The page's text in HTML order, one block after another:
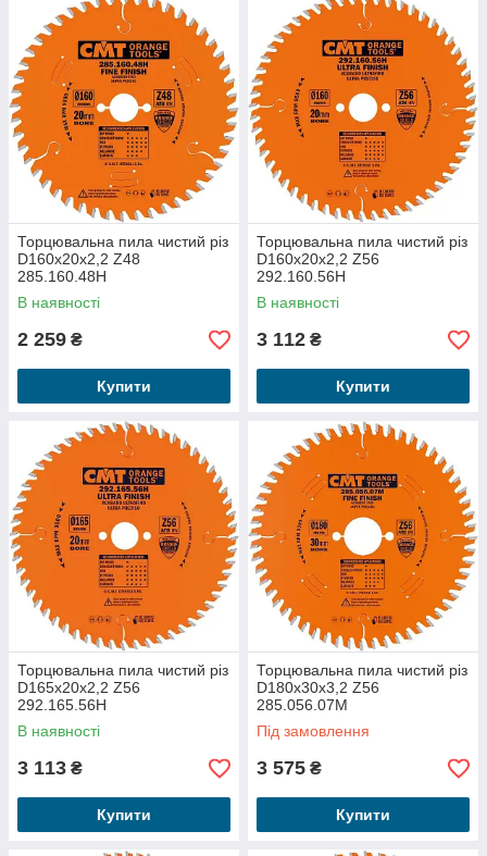
Торцювальна пила чистий різ
D160x20x2,2 Z48
285.160.48H
В наявності
2 259 ₴
Купити
Торцювальна пила чистий різ
D160x20x2,2 Z56
292.160.56H
В наявності
3 112 ₴
Купити
Торцювальна пила чистий різ
D165x20x2,2 Z56
292.165.56H
В наявності
3 113 ₴
Купити
Торцювальна пила чистий різ
D180x30x3,2 Z56
285.056.07M
Під замовлення
3 575 ₴
Купити